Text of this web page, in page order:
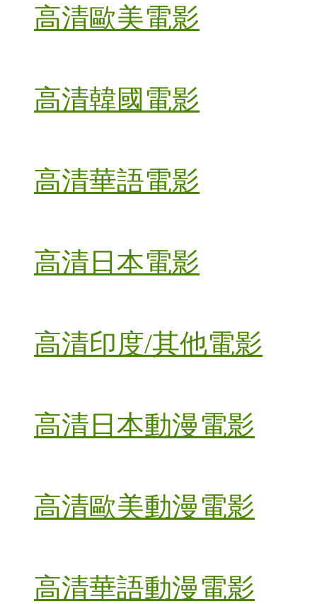
高清歐美電影
高清韓國電影
高清華語電影
高清日本電影
高清印度/其他電影
高清日本動漫電影
高清歐美動漫電影
高清華語動漫電影